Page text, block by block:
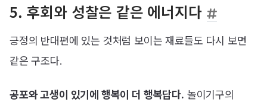
5. 후회와 성찰은 같은 에너지다
긍정의 반대편에 있는 것처럼 보이는 재료들도 다시 보면
같은 구조다.
공포와 고생이 있기에 행복이 더 행복답다. 놀이기구의